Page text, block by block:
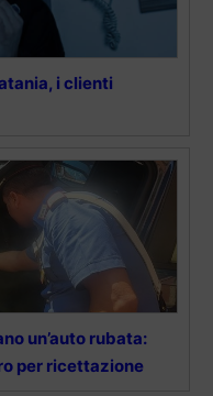
i clienti
un’auto rubata:
per ricettazione